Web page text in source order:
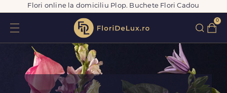
Flori online la domiciliu Plop. Buchete Flori Cadou
0